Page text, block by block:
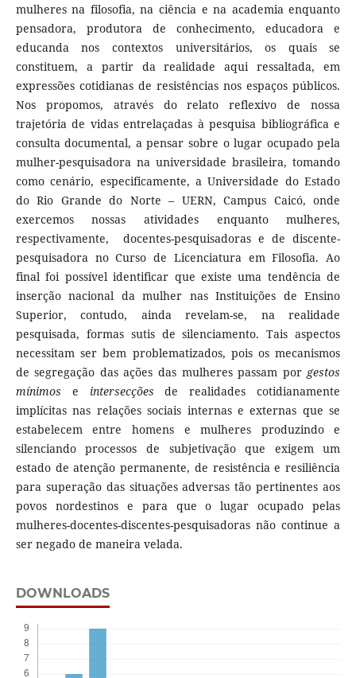
mulheres na filosofia, na ciência e na academia enquanto
pensadora, produtora de conhecimento, educadora e
educanda nos contextos universitários, os quais se
constituem, a partir da realidade aqui ressaltada, em
expressões cotidianas de resistências nos espaços públicos.
Nos propomos, através do relato reflexivo de nossa
trajetória de vidas entrelaçadas à pesquisa bibliográfica e
consulta documental, a pensar sobre o lugar ocupado pela
mulher-pesquisadora na universidade brasileira, tomando
como cenário, especificamente, a Universidade do Estado
do Rio Grande do Norte – UERN, Campus Caicó, onde
exercemos nossas atividades enquanto mulheres,
respectivamente, docentes-pesquisadoras e de discente-
pesquisadora no Curso de Licenciatura em Filosofia. Ao
final foi possível identificar que existe uma tendência de
inserção nacional da mulher nas Instituições de Ensino
Superior, contudo, ainda revelam-se, na realidade
pesquisada, formas sutis de silenciamento. Tais aspectos
necessitam ser bem problematizados, pois os mecanismos
de segregação das ações das mulheres passam por gestos
mínimos e intersecções de realidades cotidianamente
implícitas nas relações sociais internas e externas que se
estabelecem entre homens e mulheres produzindo e
silenciando processos de subjetivação que exigem um
estado de atenção permanente, de resistência e resiliência
para superação das situações adversas tão pertinentes aos
povos nordestinos e para que o lugar ocupado pelas
mulheres-docentes-discentes-pesquisadoras não continue a
ser negado de maneira velada.
DOWNLOADS